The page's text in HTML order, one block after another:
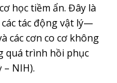
học tiềm ẩn. Đây là
tác động vật lý—
các cơn co cơ không
quá trình hồi phục
– NIH).